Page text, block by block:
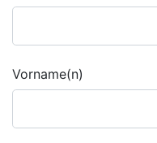
Vorname(n)